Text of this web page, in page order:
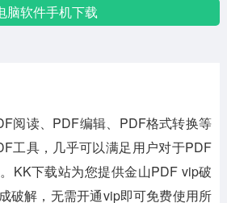
脑软件手机下载
阅读、PDF编辑、PDF格式转换等
工具，几乎可以满足用户对于PDF
KK下载站为您提供金山PDF vip破
破解，无需开通vip即可免费使用所